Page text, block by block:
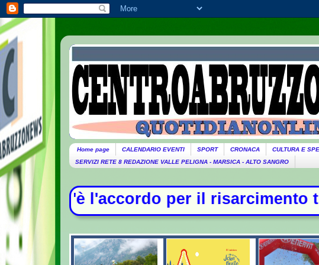
Home page CALENDARIO EVENTI SPORT CRONACA CULTURA E
SERVIZI RETE 8 REDAZIONE VALLE PELIGNA - MARSICA - ALTO SANGRO
il risarcimento tra Monaldi e